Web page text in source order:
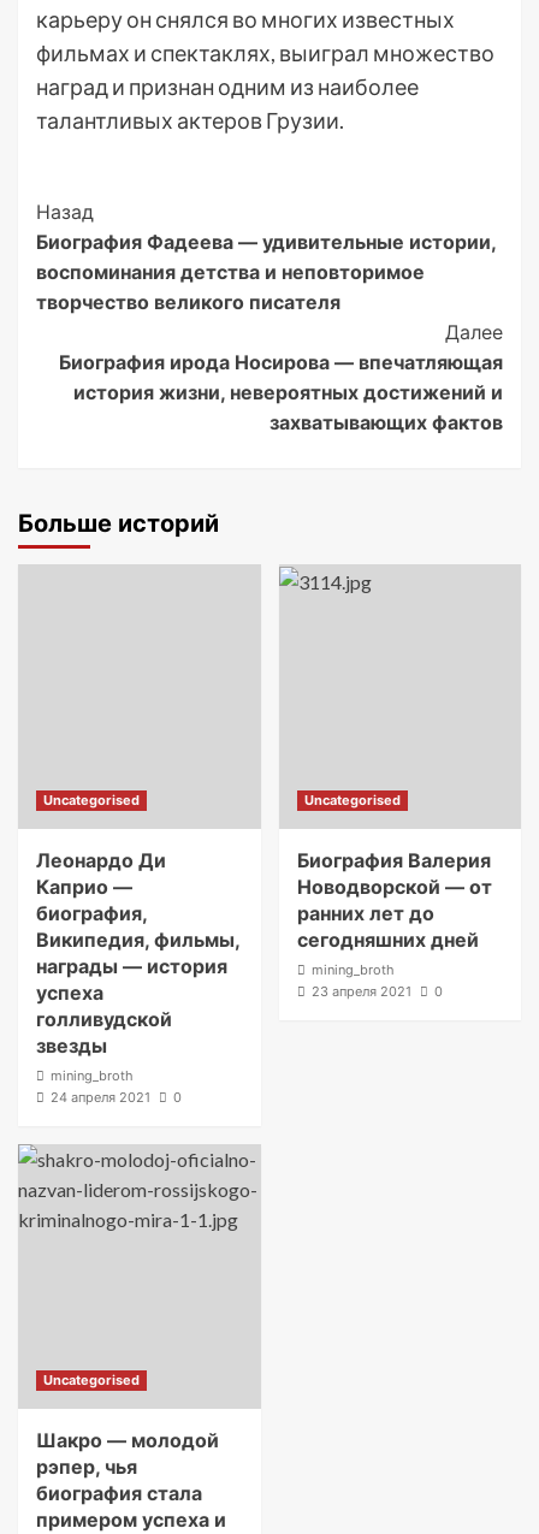
карьеру он снялся во многих известных
фильмах и спектаклях, выиграл множество
наград и признан одним из наиболее
талантливых актеров Грузии.
Post
Navigation
Назад
Биография Фадеева — удивительные истории,
воспоминания детства и неповторимое
творчество великого писателя
Далее
Биография ирода Носирова — впечатляющая
история жизни, невероятных достижений и
захватывающих фактов
Больше историй
Uncategorised
Леонардо Ди
Каприо —
биография,
Википедия, фильмы,
награды — история
успеха
голливудской
звезды
mining_broth
24 апреля 2021
0
Uncategorised
Биография Валерия
Новодворской — от
ранних лет до
сегодняшних дней
mining_broth
23 апреля 2021
0
Uncategorised
Шакро — молодой
рэпер, чья
биография стала
примером успеха и